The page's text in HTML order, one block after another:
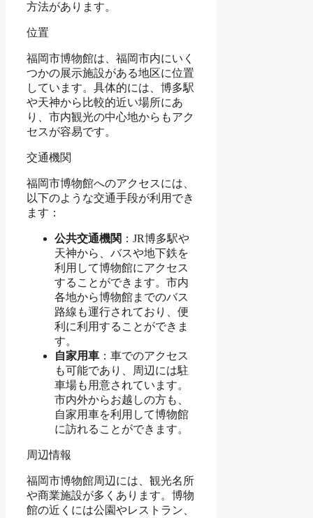
方法があります。
位置
福岡市博物館は、福岡市内にいく
つかの展示施設がある地区に位置
しています。具体的には、博多駅
や天神から比較的近い場所にあ
り、市内観光の中心地からもアク
セスが容易です。
交通機関
福岡市博物館へのアクセスには、
以下のような交通手段が利用でき
ます：
公共交通機関 ：JR博多駅や
天神から、バスや地下鉄を
利用して博物館にアクセス
することができます。市内
各地から博物館までのバス
路線も運行されており、便
利に利用することができま
す。
自家用車 ：車でのアクセス
も可能であり、周辺には駐
車場も用意されています。
市内外からお越しの方も、
自家用車を利用して博物館
に訪れることができます。
周辺情報
福岡市博物館周辺には、観光名所
や商業施設が多くあります。博物
館の近くには公園やレストラン、